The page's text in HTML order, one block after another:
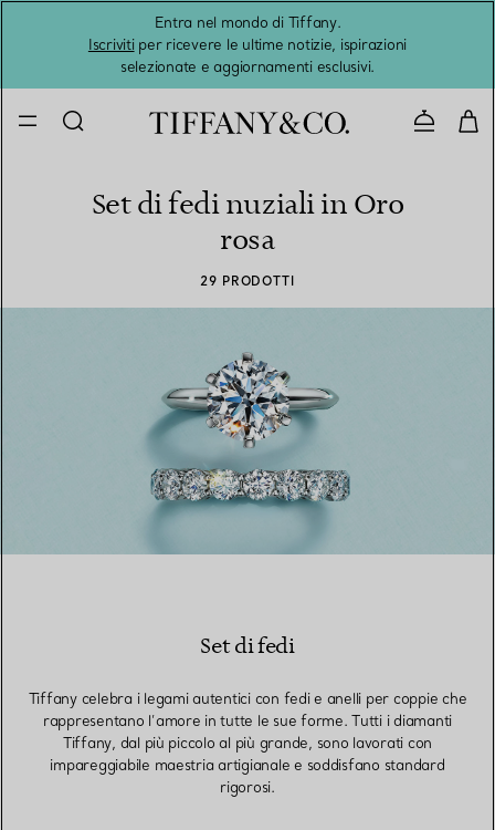
Entra nel mondo di Tiffany.
Iscrivitiper ricevere le ultime notizie, ispirazioni
selezionate e aggiornamenti esclusivi.
Set di fedi nuziali in Oro
rosa
29 PRODOTTI
Set di fedi
Tiffany celebra i legami autentici con fedi e anelli per coppie che
rappresentano l’amore in tutte le sue forme. Tutti i diamanti
Tiffany, dal più piccolo al più grande, sono lavorati con
impareggiabile maestria artigianale e soddisfano standard
rigorosi.